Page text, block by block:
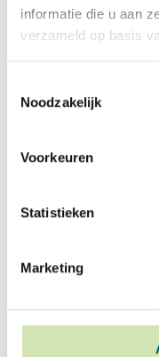
informatie die u aan
verzameld op basis
Noodzakelijk
Voorkeuren
Statistieken
Marketingheel lastig.